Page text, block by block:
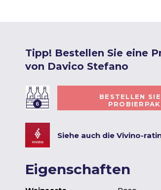
Tipp! Bestellen Sie eine
von Davico Stefano
BESTELLEN
Siehe auch die Vivino-
Eigenschaften